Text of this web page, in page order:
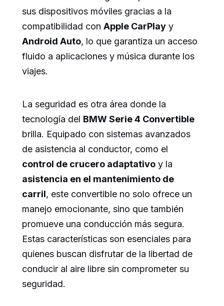
sus dispositivos móviles gracias a la
compatibilidad con Apple CarPlay y
Android Auto, lo que garantiza un acceso
fluido a aplicaciones y música durante los
viajes.
La seguridad es otra área donde la
tecnología del BMW Serie 4 Convertible
brilla. Equipado con sistemas avanzados
de asistencia al conductor, como el
control de crucero adaptativo y la
asistencia en el mantenimiento de
carril, este convertible no solo ofrece un
manejo emocionante, sino que también
promueve una conducción más segura.
Estas características son esenciales para
quienes buscan disfrutar de la libertad de
conducir al aire libre sin comprometer su
seguridad.